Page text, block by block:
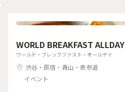
WORLD BREAKFAST ALLDAY
ワールド・ブレックファスト・オールデイ
渋谷・原宿・青山・表参道
イベント